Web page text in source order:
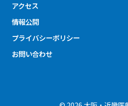
アクセス
情報公開
プライバシーポリシー
お問い合わせ